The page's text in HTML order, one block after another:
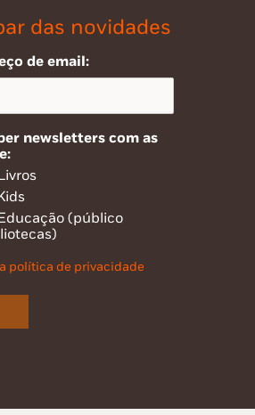
das novidades
de email:
newsletters com as
(público
política de privacidade